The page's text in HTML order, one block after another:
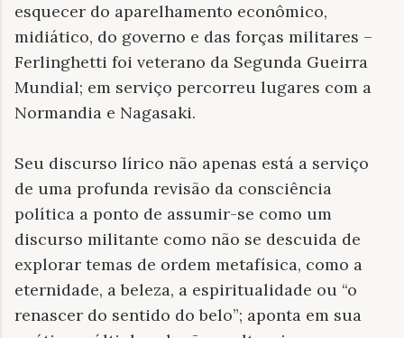
esquecer do aparelhamento econômico,
midiático, do governo e das forças militares –
Ferlinghetti foi veterano da Segunda Gueirra
Mundial; em serviço percorreu lugares com a
Normandia e Nagasaki.
Seu discurso lírico não apenas está a serviço
de uma profunda revisão da consciência
política a ponto de assumir-se como um
discurso militante como não se descuida de
explorar temas de ordem metafísica, como a
eternidade, a beleza, a espiritualidade ou “o
renascer do sentido do belo”; aponta em sua